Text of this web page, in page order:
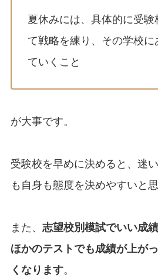
夏休みには、具体的に受験
て戦略を練り、その学校に
ていくこと
が大事です。
受験校を早めに決めると、迷
も自身も態度を決めやすいと思
また、 志望校別模試でいい成
ほかのテストでも成績が上が
くなります。